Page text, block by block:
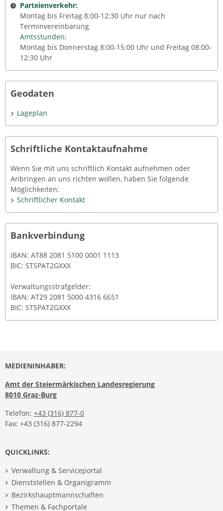
Parteienverkehr:
Montag bis Freitag 8:00-12:30 Uhr nur nach
Terminvereinbarung
Amtsstunden:
Montag bis Donnerstag 8:00-15:00 Uhr und Freitag 08:00-
12:30 Uhr
Geodaten
Lageplan
Schriftliche Kontaktaufnahme
Wenn Sie mit uns schriftlich Kontakt aufnehmen oder
Anbringen an uns richten wollen, haben Sie folgende
Möglichkeiten:
Schriftlicher Kontakt
Bankverbindung
IBAN: AT88 2081 5100 0001 1113
BIC: STSPAT2GXXX
Verwaltungsstrafgelder:
IBAN: AT29 2081 5000 4316 6651
BIC: STSPAT2GXXX
MEDIENINHABER:
Amt der Steiermärkischen Landesregierung
8010 Graz-Burg
Telefon: +43 (316) 877-0
Fax: +43 (316) 877-2294
QUICKLINKS:
Verwaltung & Serviceportal
Dienststellen & Organigramm
Bezirkshauptmannschaften
Themen & Fachportale